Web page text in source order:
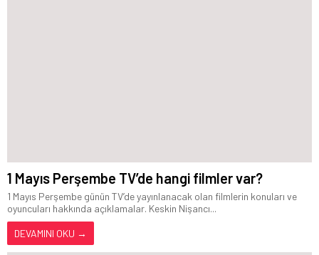
1 Mayıs Perşembe TV’de hangi filmler var?
1 Mayıs Perşembe günün TV’de yayınlanacak olan filmlerin konuları ve
oyuncuları hakkında açıklamalar. Keskin Nişancı...
DEVAMINI OKU →